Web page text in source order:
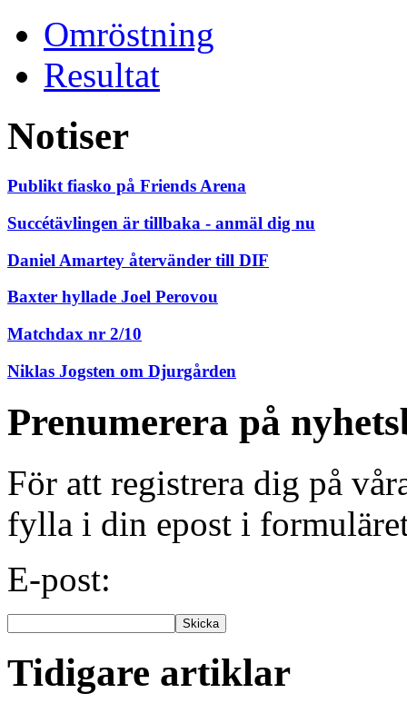
Omröstning
Resultat
Notiser
Publikt fiasko på Friends Arena
Succétävlingen är tillbaka - anmäl dig nu
Daniel Amartey återvänder till DIF
Baxter hyllade Joel Perovou
Matchdax nr 2/10
Niklas Jogsten om Djurgården
Prenumerera på
För att registrera dig på
fylla i din epost i
E-post:
Tidigare artiklar